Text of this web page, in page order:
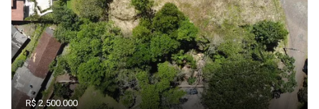
R$ 2.500.000